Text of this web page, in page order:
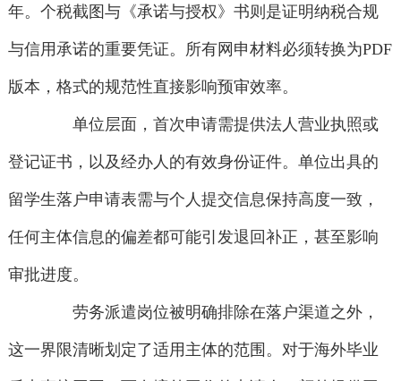
年。个税截图与《承诺与授权》书则是证明纳税合规
与信用承诺的重要凭证。所有网申材料必须转换为PDF
版本，格式的规范性直接影响预审效率。
单位层面，首次申请需提供法人营业执照或
登记证书，以及经办人的有效身份证件。单位出具的
留学生落户申请表需与个人提交信息保持高度一致，
任何主体信息的偏差都可能引发退回补正，甚至影响
审批进度。
劳务派遣岗位被明确排除在落户渠道之外，
这一界限清晰划定了适用主体的范围。对于海外毕业